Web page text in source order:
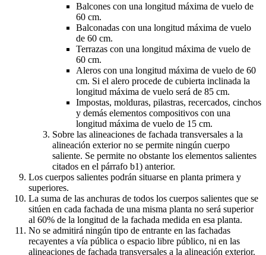
Balcones con una longitud máxima de vuelo de
60 cm.
Balconadas con una longitud máxima de vuelo
de 60 cm.
Terrazas con una longitud máxima de vuelo de
60 cm.
Aleros con una longitud máxima de vuelo de 60
cm. Si el alero procede de cubierta inclinada la
longitud máxima de vuelo será de 85 cm.
Impostas, molduras, pilastras, recercados, cinchos
y demás elementos compositivos con una
longitud máxima de vuelo de 15 cm.
Sobre las alineaciones de fachada transversales a la
alineación exterior no se permite ningún cuerpo
saliente. Se permite no obstante los elementos salientes
citados en el párrafo b1) anterior.
Los cuerpos salientes podrán situarse en planta primera y
superiores.
La suma de las anchuras de todos los cuerpos salientes que se
sitúen en cada fachada de una misma planta no será superior
al 60% de la longitud de la fachada medida en esa planta.
No se admitirá ningún tipo de entrante en las fachadas
recayentes a vía pública o espacio libre público, ni en las
alineaciones de fachada transversales a la alineación exterior.